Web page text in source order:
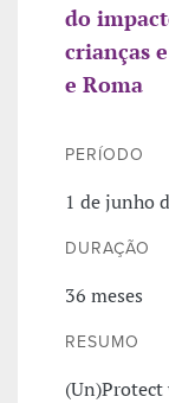
do
crianças
e Roma
PERÍODO
1 de junho
DURAÇÃO
36 meses
RESUMO